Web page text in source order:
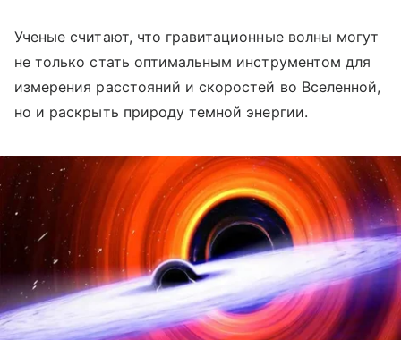
Ученые считают, что гравитационные волны могут
не только стать оптимальным инструментом для
измерения расстояний и скоростей во Вселенной,
но и раскрыть природу темной энергии.